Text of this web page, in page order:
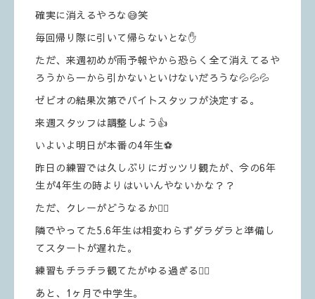
確実に消えるやろな😅笑
毎回帰り際に引いて帰らないとな✋
ただ、来週初めが雨予報やから恐らく全て消えてるや
ろうから一から引かないといけないだろうな💦💦💦
ゼビオの結果次第でバイトスタッフが決定する。
来週スタッフは調整しよう👍
いよいよ明日が本番の4年生⚽️
昨日の練習では久しぶりにガッツリ観たが、今の6年
生が4年生の時よりはいいんやないかな？？
ただ、クレーがどうなるか😮‍💨
隣でやってた5.6年生は相変わらずダラダラと準備し
てスタートが遅れた。
練習もチラチラ観てたがゆる過ぎる😮‍💨
あと、1ヶ月で中学生。